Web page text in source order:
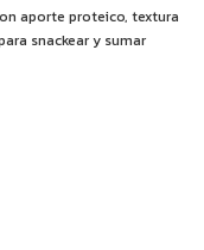
aporte proteico, textura
snackear y sumar